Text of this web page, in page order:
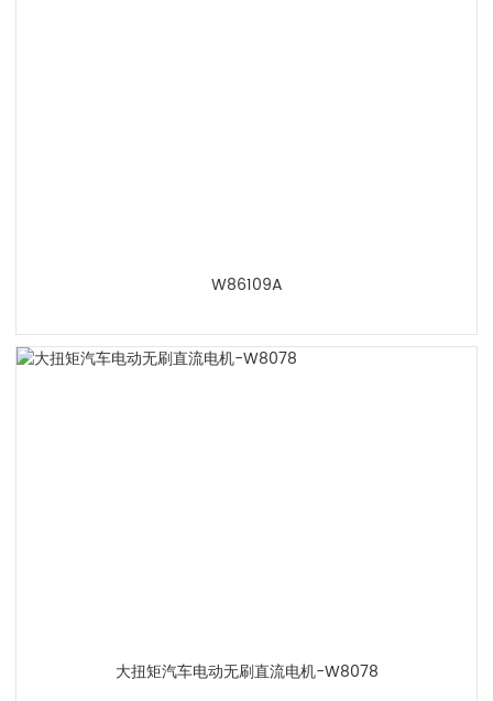
W86109A
大扭矩汽车电动无刷直流电机-W8078